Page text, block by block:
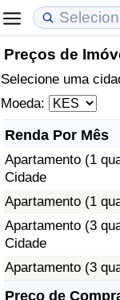
Preços de
Selecione uma
Moeda:
Renda Por Mês
Apartamento (1
Cidade
Apartamento (1
Apartamento (3
Cidade
Apartamento (3
Preço de
Custo de Vida
Indicador de
Indicador de
Indicador de
em Aqaba
Preços de
Indicador de
Indicador de
Indicador de
Qualidade de
Indicador de
Indicador de
Índice de
Crime
Taxa do